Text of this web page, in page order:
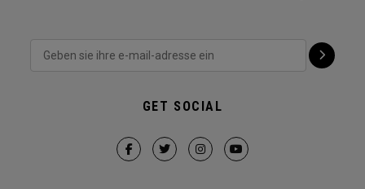
GET SOCIAL